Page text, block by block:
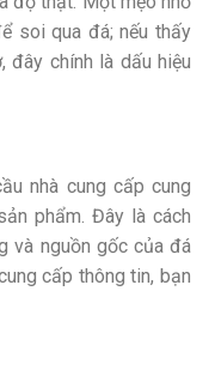
soi qua đá; nếu thấy
đây chính là dấu hiệu
nhà cung cấp cung
phẩm. Đây là cách
và nguồn gốc của đá
cấp thông tin, bạn